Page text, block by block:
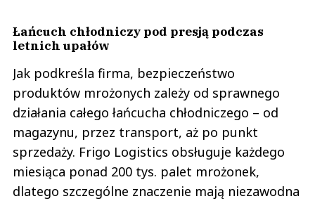
Łańcuch chłodniczy pod presją podczas
letnich upałów
Jak podkreśla firma, bezpieczeństwo
produktów mrożonych zależy od sprawnego
działania całego łańcucha chłodniczego – od
magazynu, przez transport, aż po punkt
sprzedaży. Frigo Logistics obsługuje każdego
miesiąca ponad 200 tys. palet mrożonek,
dlatego szczególne znaczenie mają niezawodna